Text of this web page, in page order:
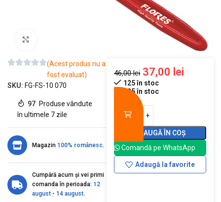
(Acest produs nu a
fost evaluat)
SKU: FG-FS-10 070
97 Produse vândute
în ultimele 7 zile
Magazin 100% românesc.
Cumpără acum și vei primi
comanda în perioada: 12
august - 14 august.
46,00lei 37,00 lei
125 în stoc
125 în stoc
ADAUGĂ ÎN COȘ
Comandă pe WhatsApp
Adaugă la favorite